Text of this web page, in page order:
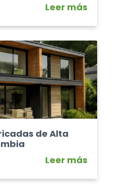
Leer más
de Alta
Leer más